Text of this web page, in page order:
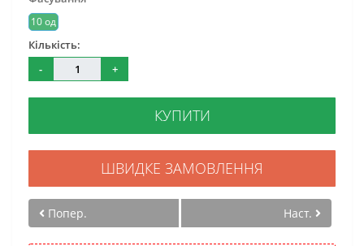
10 од
Кількість:
-
+
КУПИТИ
ШВИДКЕ ЗАМОВЛЕННЯ
Попер. Наст.